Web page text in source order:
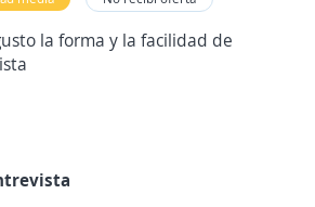
la forma y la facilidad de